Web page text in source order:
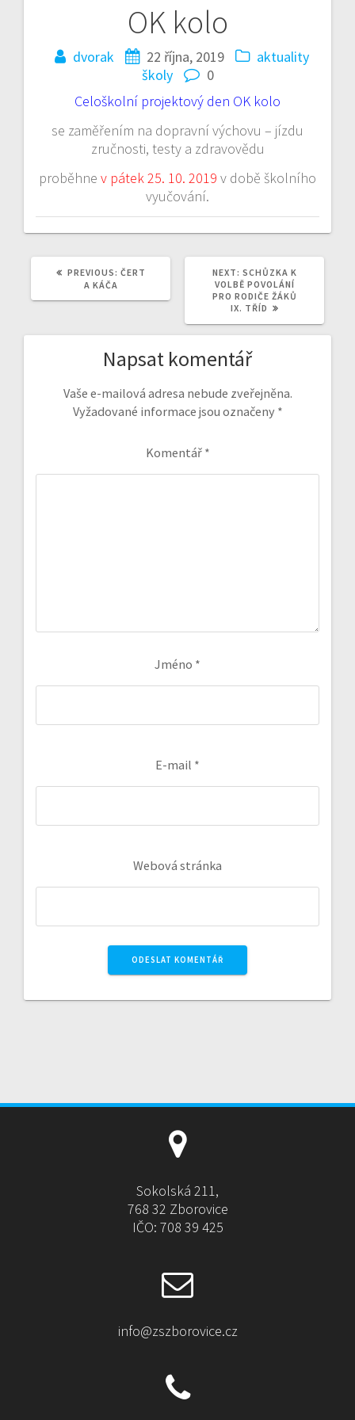
OK kolo
dvorak 22 října, 2019
aktuality
školy
0
Celoškolní projektový den OK kolo
se zaměřením na dopravní výchovu – jízdu
zručnosti, testy a zdravovědu
proběhne v pátek 25. 10. 2019 v době školního
vyučování.
Navigace
pro
příspěvek
PREVIOUS: PREVIOUS
ČERT
A KÁČA
NEXT: NEXT
POST:
SCHŮZKA K
VOLBĚ POVOLÁNÍ
PRO RODIČE ŽÁKŮ
IX. TŘÍD
Napsat komentář
Vaše e-mailová adresa nebude zveřejněna.
Vyžadované informace jsou označeny *
Komentář *
Jméno *
E-mail *
Webová stránka
A
t
i
e
:
Sokolská 211,
768 32 Zborovice
IČO: 708 39 425
info@zszborovice.cz